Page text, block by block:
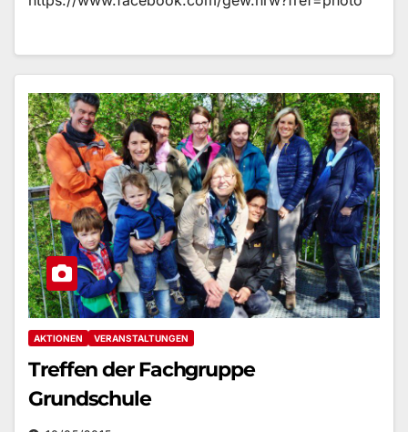
AKTIONEN VERANSTALTUNGEN
Treffen der Fachgruppe
Grundschule